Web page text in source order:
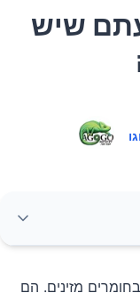
שיש
מזינים. הם